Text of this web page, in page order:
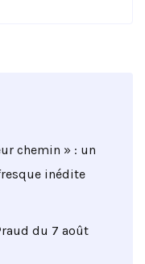
chemin » : un
inédite
du 7 août